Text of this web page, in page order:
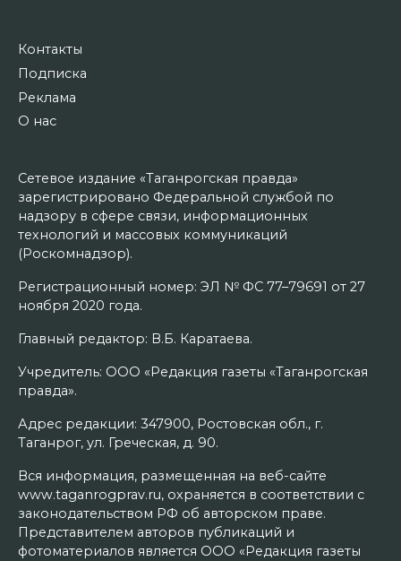
Контакты
Подписка
Реклама
О нас
Сетевое издание «Таганрогская правда»
зарегистрировано Федеральной службой по
надзору в сфере связи, информационных
технологий и массовых коммуникаций
(Роскомнадзор).
Регистрационный номер: ЭЛ № ФС 77–79691 от 27
ноября 2020 года.
Главный редактор: В.Б. Каратаева.
Учредитель: ООО «Редакция газеты «Таганрогская
правда».
Адрес редакции: 347900, Ростовская обл., г.
Таганрог, ул. Греческая, д. 90.
Вся информация, размещенная на веб-сайте
www.taganrogprav.ru, охраняется в соответствии с
законодательством РФ об авторском праве.
Представителем авторов публикаций и
фотоматериалов является ООО «Редакция газеты